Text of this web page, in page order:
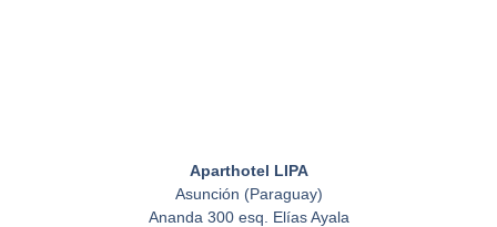
Aparthotel LIPA
Asunción (Paraguay)
Ananda 300 esq. Elías Ayala